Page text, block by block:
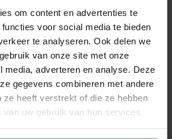
om content en advertenties te
voor social media te bieden
te analyseren. Ook delen we
van onze site met onze
media, adverteren en analyse. Deze
gegevens combineren met andere
ze heeft verstrekt of die ze hebben
uw gebruik van hun services.
naar jouw wensen en de ruimte die je
geeft de Countess bank...Lees meer
+ opties